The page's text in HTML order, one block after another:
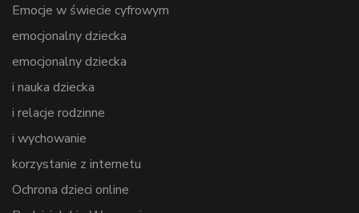
Emocje w świecie cyfrowym
emocjonalny dziecka
emocjonalny dziecka
i nauka dziecka
i relacje rodzinne
i wychowanie
korzystanie z internetu
Ochrona dzieci online